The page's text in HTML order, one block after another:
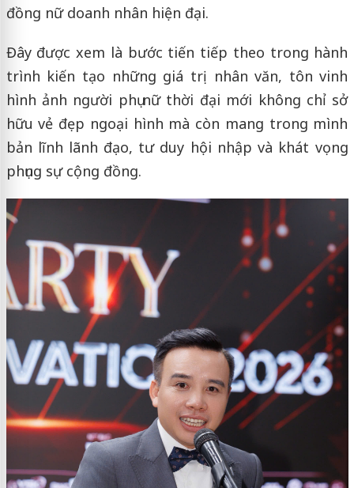
đồng nữ doanh nhân hiện đại.
Đây được xem là bước tiến tiếp theo trong hành
trình kiến tạo những giá trị nhân văn, tôn vinh
hình ảnh người phụ nữ thời đại mới không chỉ sở
hữu vẻ đẹp ngoại hình mà còn mang trong mình
bản lĩnh lãnh đạo, tư duy hội nhập và khát vọng
phụng sự cộng đồng.